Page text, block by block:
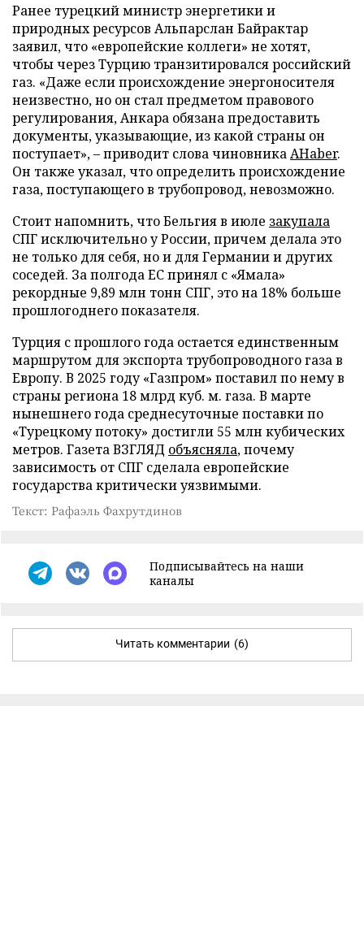
Ранее турецкий министр энергетики и
природных ресурсов Альпарслан Байрактар
заявил, что «европейские коллеги» не хотят,
чтобы через Турцию транзитировался российский
газ. «Даже если происхождение энергоносителя
неизвестно, но он стал предметом правового
регулирования, Анкара обязана предоставить
документы, указывающие, из какой страны он
поступает», – приводит слова чиновникаAHaber.
Он также указал, что определить происхождение
газа, поступающего в трубопровод, невозможно.
Стоит напомнить, что Бельгия в июле закупала
СПГ исключительно у России, причем делала это
не только для себя, но и для Германии и других
соседей. За полгода ЕС принял с «Ямала»
рекордные 9,89 млн тонн СПГ, это на 18% больше
прошлогоднего показателя.
Турция с прошлого года остается единственным
маршрутом для экспорта трубопроводного газа в
Европу. В 2025 году «Газпром» поставил по нему в
страны региона 18 млрд куб. м. газа. В марте
нынешнего года среднесуточные поставки по
«Турецкому потоку» достигли 55 млн кубических
метров. Газета ВЗГЛЯД объясняла, почему
зависимость от СПГ сделала европейские
государства критически уязвимыми.
Текст: Рафаэль Фахрутдинов
Подписывайтесь на наши
каналы
Читать комментарии (6)